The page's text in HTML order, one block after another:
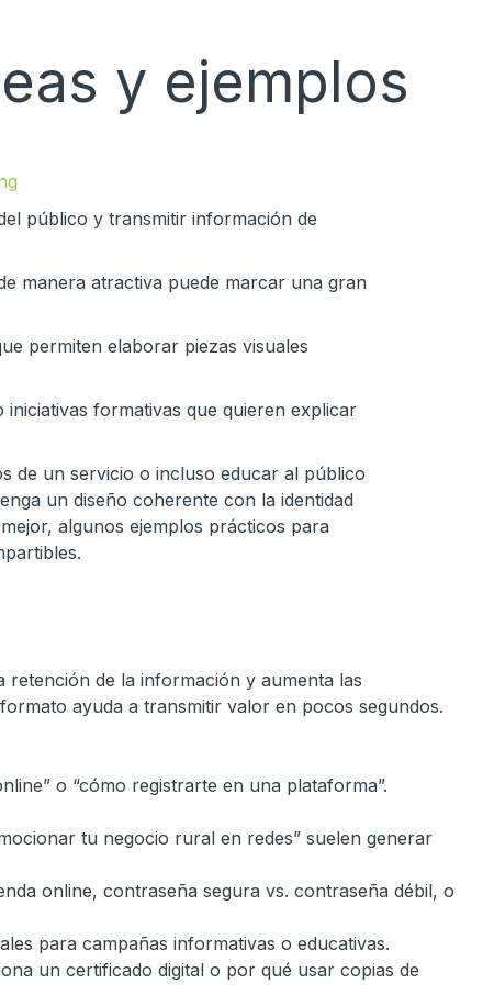
y ejemplos
público y transmitir información de
manera atractiva puede marcar una gran
permiten elaborar piezas visuales
formativas que quieren explicar
de un servicio o incluso educar al público
un diseño coherente con la identidad
algunos ejemplos prácticos para
retención de la información y aumenta las
ayuda a transmitir valor en pocos segundos.
o “cómo registrarte en una plataforma”.
tu negocio rural en redes” suelen generar
online, contraseña segura vs. contraseña débil, o
para campañas informativas o educativas.
un certificado digital o por qué usar copias de